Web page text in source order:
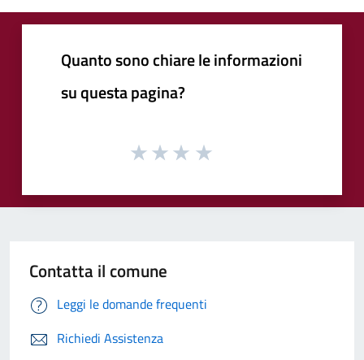
Quanto sono chiare le informazioni
su questa pagina?
Contatta il comune
Leggi le domande frequenti
Richiedi Assistenza